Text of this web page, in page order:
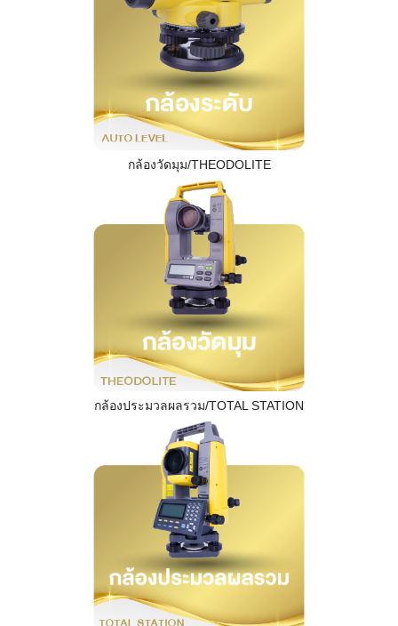
กล้องวัดมุม/THEODOLITE
กล้องประมวลผลรวม/TOTAL STATION